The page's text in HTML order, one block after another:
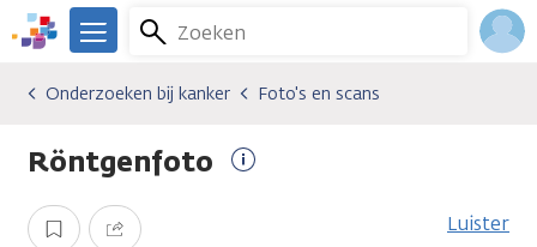
Overslaan
en
gaan
We
er
je.
Zoeken
Menu
Algemene onderwerpen
Onderzoeken bij kanker
Foto's en scans
Onderzoeken bij kanker Foto's en scans
Röntgenfoto
Opslaan Delen Luister